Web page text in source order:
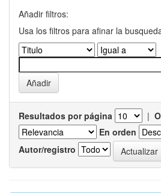
Añadir filtros:
Usa los filtros para afinar la
Resultados por página |
En orden
Autor/registro